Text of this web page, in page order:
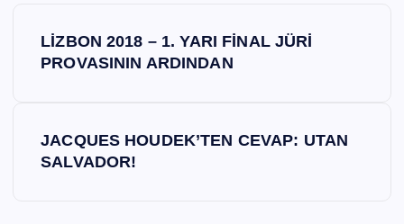
LİZBON 2018 – 1. YARI FİNAL JÜRİ
PROVASININ ARDINDAN
JACQUES HOUDEK’TEN CEVAP: UTAN
SALVADOR!